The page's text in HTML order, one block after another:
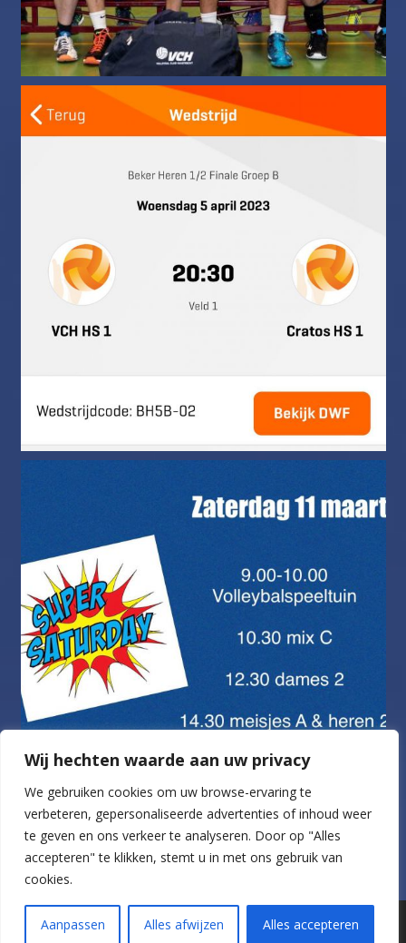
Wij hechten waarde aan uw privacy
We gebruiken cookies om uw browse-ervaring te
verbeteren, gepersonaliseerde advertenties of inhoud weer
te geven en ons verkeer te analyseren. Door op "Alles
accepteren" te klikken, stemt u in met ons gebruik van
cookies.
Aanpassen Alles afwijzen Alles accepteren
Volg op Instagram
Website realisatie door Marketing Beats